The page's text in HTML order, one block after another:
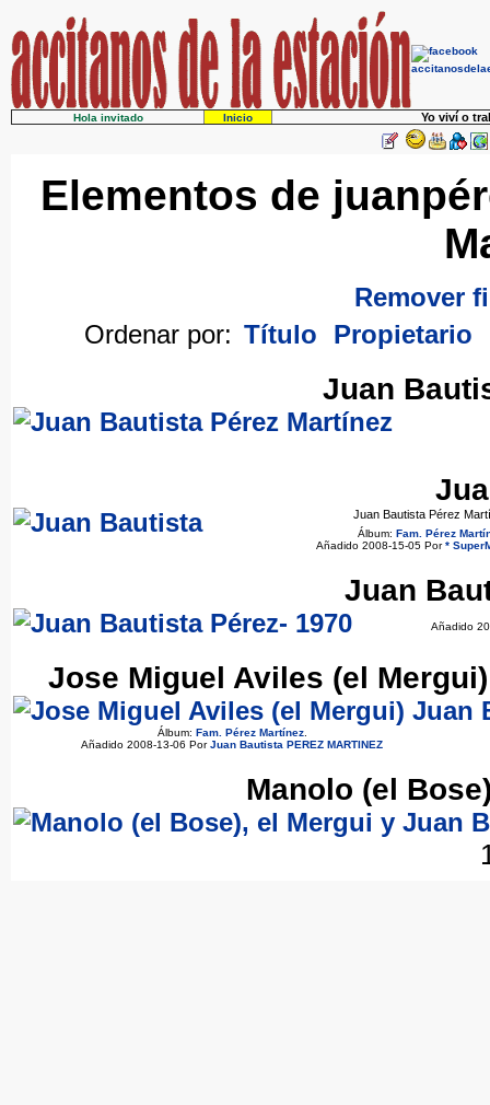
Hola invitado Inicio Yo viví o
Elementos de
Remover
Ordenar por: Título Propietario
Juan
Juan Bautista Pérez
Álbum: Fam. Pérez
Añadido 2008-15-05 Por*
Juan
Añadido
Jose Miguel Aviles (el
Álbum: Fam. Pérez Martínez.
Añadido 2008-13-06 PorJuan Bautista PEREZ MARTINEZ
Manolo (el